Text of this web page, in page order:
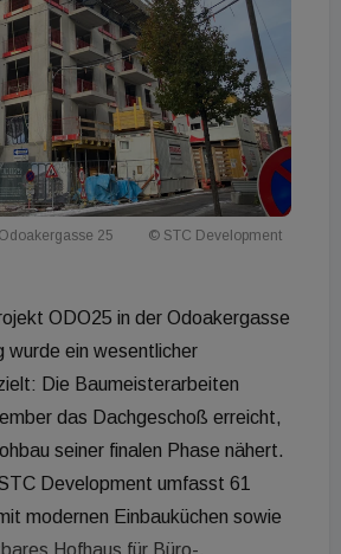
25 © STC Development
ODO25 in der Odoakergasse
wurde ein wesentlicher
Die Baumeisterarbeiten
das Dachgeschoß erreicht,
seiner finalen Phase nähert.
Development umfasst 61
modernen Einbauküchen sowie
Hofhaus für Büro-,